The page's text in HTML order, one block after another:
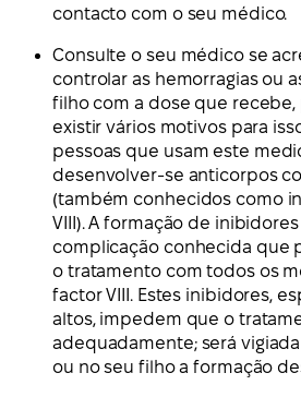
contacto com o seu médico.
Consulte o seu médico se
controlar as hemorragias ou
filho com a dose que
existir vários motivos para
pessoas que usam este
desenvolver-se anticorpos
(também conhecidos como
VIII). A formação de
complicação conhecida que
o tratamento com todos os
factor VIII. Estes inibidores,
altos, impedem que o
adequadamente; será
ou no seu filho a formação